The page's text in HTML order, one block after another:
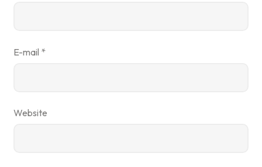
E-mail *
Website